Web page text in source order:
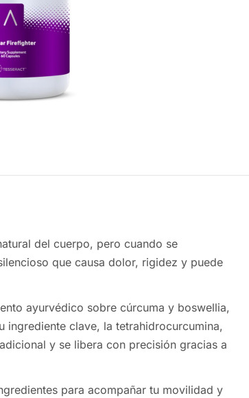
del cuerpo, pero cuando se
ayurvédico sobre cúrcuma y boswellia,
para acompañar tu movilidad y